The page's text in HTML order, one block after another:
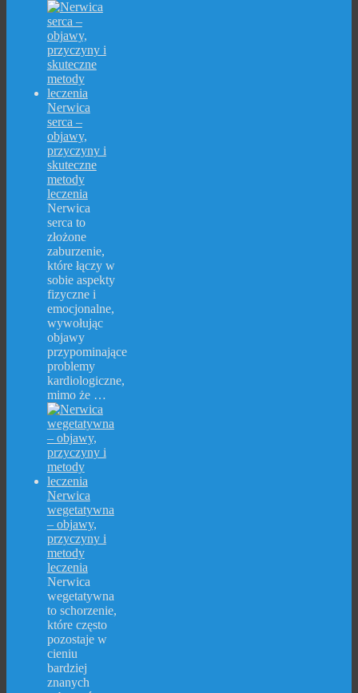
Nerwica
serca –
objawy,
przyczyny i
skuteczne
metody
leczenia
Nerwica
serca to
złożone
zaburzenie,
które łączy w
sobie aspekty
fizyczne i
emocjonalne,
wywołując
objawy
przypominające
problemy
kardiologiczne,
mimo że …
Nerwica
wegetatywna
– objawy,
przyczyny i
metody
leczenia
Nerwica
wegetatywna
to schorzenie,
które często
pozostaje w
cieniu
bardziej
znanych